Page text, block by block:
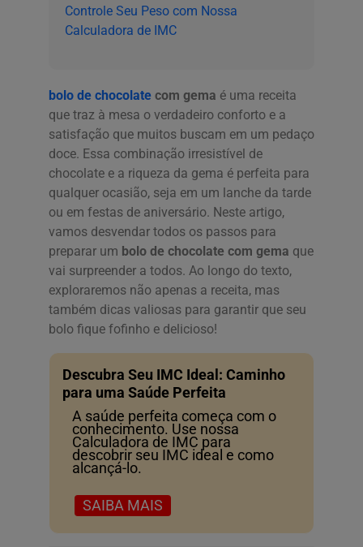
Controle Seu Peso com Nossa
Calculadora de IMC
bolo de chocolate com gema é uma receita
que traz à mesa o verdadeiro conforto e a
satisfação que muitos buscam em um pedaço
doce. Essa combinação irresistível de
chocolate e a riqueza da gema é perfeita para
qualquer ocasião, seja em um lanche da tarde
ou em festas de aniversário. Neste artigo,
vamos desvendar todos os passos para
preparar um bolo de chocolate com gema que
vai surpreender a todos. Ao longo do texto,
exploraremos não apenas a receita, mas
também dicas valiosas para garantir que seu
bolo fique fofinho e delicioso!
Descubra Seu IMC Ideal: Caminho
para uma Saúde Perfeita
A saúde perfeita começa com o
conhecimento. Use nossa
Calculadora de IMC para
descobrir seu IMC ideal e como
alcançá-lo.
SAIBA MAIS